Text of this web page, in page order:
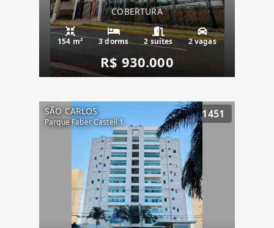
COBERTURA
154 m² 3 dorms 2 suítes 2 vagas
R$ 930.000
SÃO CARLOS
Parque Faber Castell 1
1451